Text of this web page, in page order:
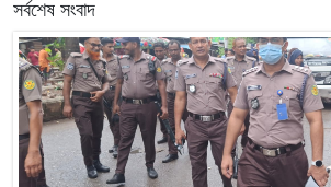
সর্বশেষ সংবাদ